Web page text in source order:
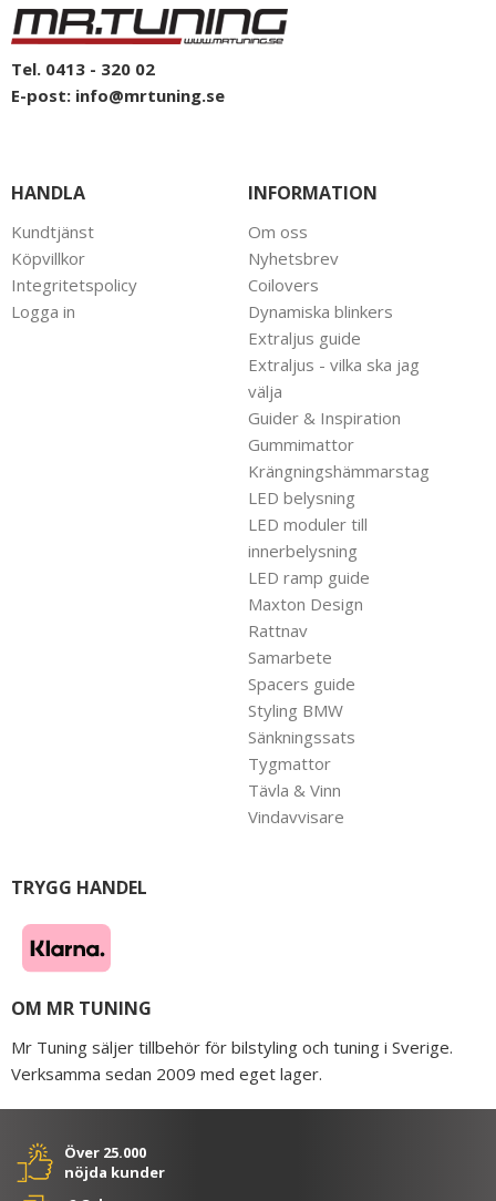
Tel. 0413 - 320 02
E-post: info@mrtuning.se
HANDLA
Kundtjänst
Köpvillkor
Integritetspolicy
Logga in
INFORMATION
Om oss
Nyhetsbrev
Coilovers
Dynamiska blinkers
Extraljus guide
Extraljus - vilka ska jag
välja
Guider & Inspiration
Gummimattor
Krängningshämmarstag
LED belysning
LED moduler till
innerbelysning
LED ramp guide
Maxton Design
Rattnav
Samarbete
Spacers guide
Styling BMW
Sänkningssats
Tygmattor
Tävla & Vinn
Vindavvisare
TRYGG HANDEL
OM MR TUNING
Mr Tuning säljer tillbehör för bilstyling och tuning i Sverige.
Verksamma sedan 2009 med eget lager.
Över 25.000
nöjda kunder